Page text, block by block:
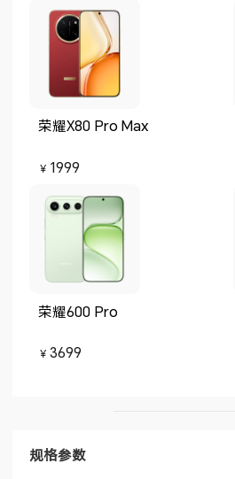
荣耀X80 Pro Max
￥ 1999
荣耀600 Pro
￥ 3699
规格参数